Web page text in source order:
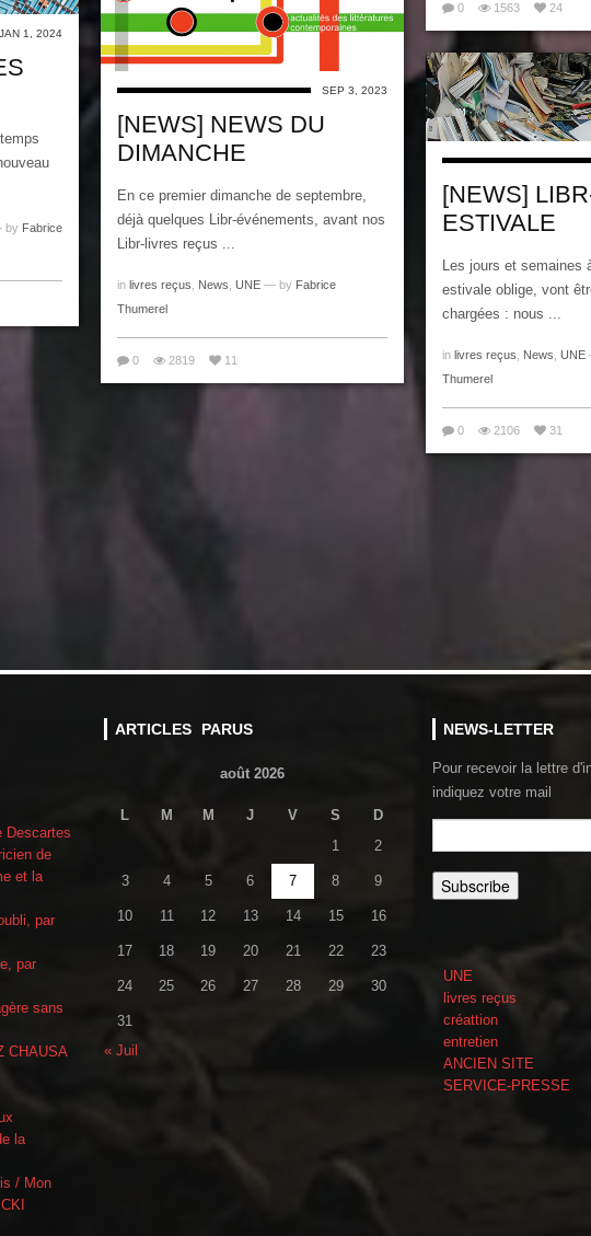
0 1563 24
JAN 1, 2024
by Fabrice
SEP 3, 2023
[NEWS] NEWS DU
DIMANCHE
En ce premier dimanche de septembre,
déjà quelques Libr-événements, avant nos
Libr-livres reçus ...
in livres reçus News UNE — by Fabrice
Thumerel
0 2819 11
[NEWS]
ESTIVALE
Les jours et semaines
estivale oblige, vont
chargées : nous ...
in livres reçus News UNE
Thumerel
0 2106 31
Descartes
de
et la
par
par
sans
CHAUSA
la
/ Mon
ARTICLES PARUS
août 2026
L M M J V S
D
1
2
3 4 5 6 7 8 9
10 11 12 13 14 15 16
17 18 19 20 21 22 23
24 25 26 27 28 29 30
31
« Juil
NEWS-LETTER
Pour recevoir la lettre
indiquez votre mail
UNE
livres reçus
créattion
entretien
ANCIEN SITE
SERVICE-PRESSE